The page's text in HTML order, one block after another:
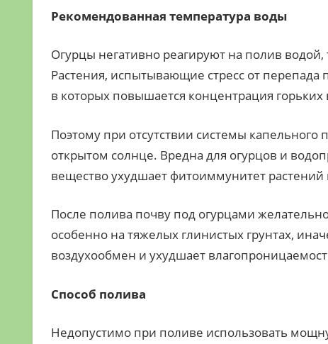
Рекомендованная температура воды
Огурцы негативно реагируют на полив
Растения, испытывающие стресс от
в которых повышается концентрация горьких
Поэтому при отсутствии системы капельного
открытом солнце. Вредна для огурцов и
вещество ухудшает фитоиммунитет
После полива почву под огурцами
особенно на тяжелых глинистых грунтах,
воздухообмен и ухудшает
Способ полива
Недопустимо при поливе использовать